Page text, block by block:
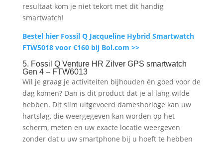
resultaat kom je niet tekort met dit handig
smartwatch!
Bestel hier Fossil Q Jacqueline Hybrid Smartwatch
FTW5018 voor €160 bij Bol.com >>
5. Fossil Q Venture HR Zilver GPS smartwatch
Gen 4 – FTW6013
Wil je graag je activiteiten bijhouden én goed voor de
dag komen? Dan is dit product dat je al lang wilde
hebben. Dit slim uitgevoerd dameshorloge kan uw
hartslag, die weergegeven kan worden op het
scherm, meten en uw exacte locatie weergeven
zonder dat u uw smartphone bij u hoeft te hebben